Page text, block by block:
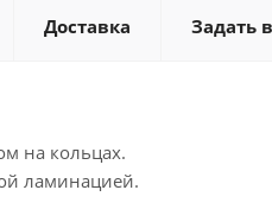
Доставка Задать
на кольцах.
ламинацией.